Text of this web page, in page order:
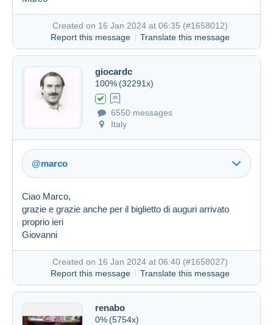
Created on 16 Jan 2024 at 06:35 (#1658012)
Report this message
Translate this message
giocardc
100% (32291x)
6550 messages
Italy
@marco
Link (https)
Created on 16 Jan 2024 at 06:35
Ciao Marco,
grazie e grazie anche per il biglietto di auguri arrivato
proprio ieri
Giovanni
Created on 16 Jan 2024 at 06:40 (#1658027)
Report this message
Translate this message
renabo
0% (5754x)